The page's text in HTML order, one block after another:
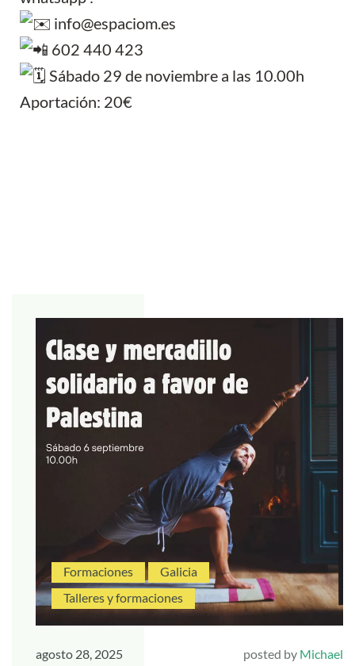
info@espaciom.es
602 440 423
Sábado 29 de noviembre a las 10.00h
Aportación: 20€
Formaciones
Galicia
Talleres y formaciones
agosto 28, 2025 posted by Michael